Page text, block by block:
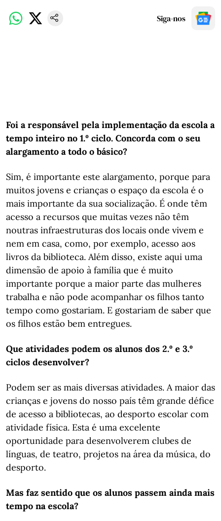
Siga-nos
Foi a responsável pela implementação da escola a
tempo inteiro no 1.º ciclo. Concorda com o seu
alargamento a todo o básico?
Sim, é importante este alargamento, porque para
muitos jovens e crianças o espaço da escola é o
mais importante da sua socialização. É onde têm
acesso a recursos que muitas vezes não têm
noutras infraestruturas dos locais onde vivem e
nem em casa, como, por exemplo, acesso aos
livros da biblioteca. Além disso, existe aqui uma
dimensão de apoio à família que é muito
importante porque a maior parte das mulheres
trabalha e não pode acompanhar os filhos tanto
tempo como gostariam. E gostariam de saber que
os filhos estão bem entregues.
Que atividades podem os alunos dos 2.º e 3.º
ciclos desenvolver?
Podem ser as mais diversas atividades. A maior das
crianças e jovens do nosso país têm grande défice
de acesso a bibliotecas, ao desporto escolar com
atividade física. Esta é uma excelente
oportunidade para desenvolverem clubes de
línguas, de teatro, projetos na área da música, do
desporto.
Mas faz sentido que os alunos passem ainda mais
tempo na escola?